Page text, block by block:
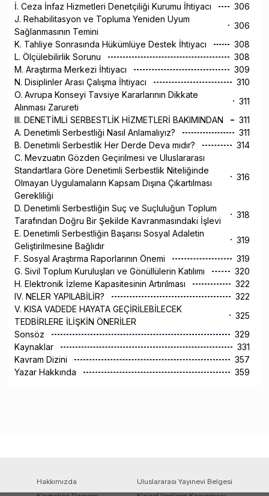
İ. Ceza İnfaz Hizmetleri Denetçiliği Kurumu İhtiyacı
306
J. Rehabilitasyon ve Topluma Yeniden Uyum
Sağlanmasının Temini
306
K. Tahliye Sonrasında Hükümlüye Destek İhtiyacı
308
L. Ölçülebilirlik Sorunu
308
M. Araştırma Merkezi İhtiyacı
309
N. Disiplinler Arası Çalışma İhtiyacı
310
O. Avrupa Konseyi Tavsiye Kararlarının Dikkate
Alınması Zarureti
311
III. DENETİMLİ SERBESTLİK HİZMETLERİ BAKIMINDAN
311
A. Denetimli Serbestliği Nasıl Anlamalıyız?
311
B. Denetimli Serbestlik Her Derde Deva mıdır?
314
C. Mevzuatın Gözden Geçirilmesi ve Uluslararası
Standartlara Göre Denetimli Serbestlik Niteliğinde
Olmayan Uygulamaların Kapsam Dışına Çıkartılması
Gerekliliği
316
D. Denetimli Serbestliğin Suç ve Suçluluğun Toplum
Tarafından Doğru Bir Şekilde Kavranmasındaki İşlevi
318
E. Denetimli Serbestliğin Başarısı Sosyal Adaletin
Geliştirilmesine Bağlıdır
319
F. Sosyal Araştırma Raporlarının Önemi
319
G. Sivil Toplum Kuruluşları ve Gönüllülerin Katılımı
320
H. Elektronik İzleme Kapasitesinin Artırılması
322
IV. NELER YAPILABİLİR?
322
V. KISA VADEDE HAYATA GEÇİRİLEBİLECEK
TEDBİRLERE İLİŞKİN ÖNERİLER
325
Sonsöz
329
Kaynaklar
331
Kavram Dizini
357
Yazar Hakkında
359
Hakkımızda
Uluslararası Yayınevi Belgesi